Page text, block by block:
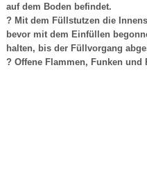
auf dem Boden befindet.
? Mit dem Füllstutzen die
bevor mit dem Einfüllen
halten, bis der Füllvorgang
? Offene Flammen, Funken und